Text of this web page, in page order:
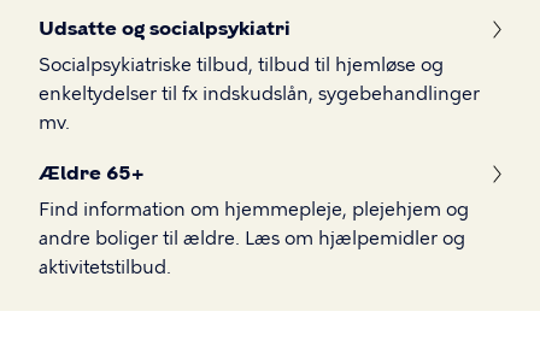
Udsatte og socialpsykiatri
Socialpsykiatriske tilbud, tilbud til hjemløse og
enkeltydelser til fx indskudslån, sygebehandlinger
mv.
Ældre 65+
Find information om hjemmepleje, plejehjem og
andre boliger til ældre. Læs om hjælpemidler og
aktivitetstilbud.